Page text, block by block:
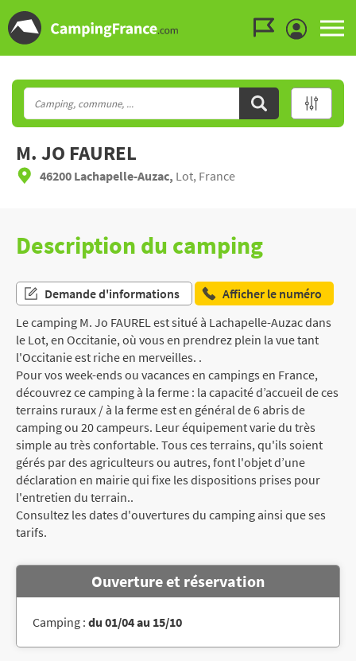
M. JO FAUREL
46200 Lachapelle-Auzac, Lot, France
Description du camping
Demande d'informations
Afficher le numéro
Le camping M. Jo FAUREL est situé à Lachapelle-Auzac dans
le Lot, en Occitanie, où vous en prendrez plein la vue tant
l'Occitanie est riche en merveilles. .
Pour vos week-ends ou vacances en campings en France,
découvrez ce camping à la ferme : la capacité d’accueil de ces
terrains ruraux / à la ferme est en général de 6 abris de
camping ou 20 campeurs. Leur équipement varie du très
simple au très confortable. Tous ces terrains, qu'ils soient
gérés par des agriculteurs ou autres, font l'objet d’une
déclaration en mairie qui fixe les dispositions prises pour
l'entretien du terrain..
Consultez les dates d'ouvertures du camping ainsi que ses
tarifs.
Ouverture et réservation
Camping : du 01/04 au 15/10